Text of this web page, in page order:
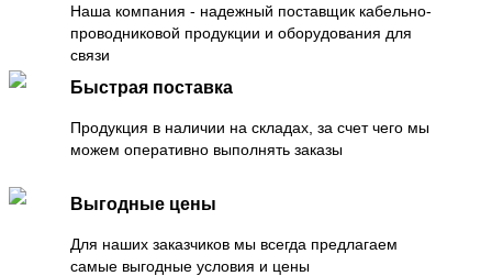
Наша компания - надежный поставщик кабельно-
проводниковой продукции и оборудования для
связи
Быстрая поставка
Продукция в наличии на складах, за счет чего мы
можем оперативно выполнять заказы
Выгодные цены
Для наших заказчиков мы всегда предлагаем
самые выгодные условия и цены